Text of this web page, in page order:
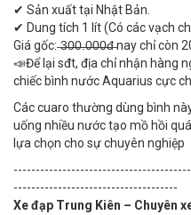
✔ Sản xuất tại Nhật Bản.
✔ Dung tích 1 lít (Có các vạch
Giá gốc: ̶3̶̶0̶̶0̶̶.̶̶0̶̶0̶̶0̶̶đ̶ nay chỉ còn
📣Để lại sđt, địa chỉ nhận hàng
chiếc bình nước Aquarius cực
Các cuaro thường dùng bình
uống nhiều nước tạo mồ hồi
lựa chọn cho sự chuyên nghiệp
-------------------------------------
Xe đạp Trung Kiên – Chuyên